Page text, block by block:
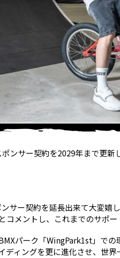
ンサー契約を2029年まで更
ー契約を延長出来て大変嬉
メントし、これまでのサポー
パーク「WingPark1st」で
ィングを更に進化させ、世